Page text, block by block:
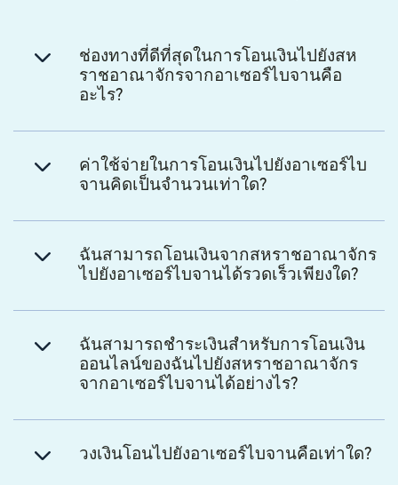
ช่องทางที่ดีที่สุดในการโอนเงินไปยังสห
ราชอาณาจักรจากอาเซอร์ไบจานคือ
อะไร?
ค่าใช้จ่ายในการโอนเงินไปยังอาเซอร์ไบ
จานคิดเป็นจำนวนเท่าใด?
ฉันสามารถโอนเงินจากสหราชอาณาจักร
ไปยังอาเซอร์ไบจานได้รวดเร็วเพียงใด?
ฉันสามารถชำระเงินสำหรับการโอนเงิน
ออนไลน์ของฉันไปยังสหราชอาณาจักร
จากอาเซอร์ไบจานได้อย่างไร?
วงเงินโอนไปยังอาเซอร์ไบจานคือเท่าใด?